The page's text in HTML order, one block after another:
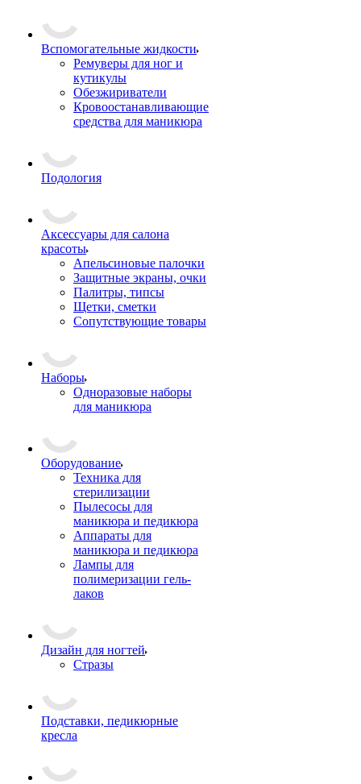
Вспомогательные жидкости
Ремуверы для ног и
кутикулы
Обезжириватели
Кровоостанавливающие
средства для маникюра
Подология
Аксессуары для салона
красоты
Апельсиновые палочки
Защитные экраны, очки
Палитры, типсы
Щетки, сметки
Сопутствующие товары
Наборы
Одноразовые наборы
для маникюра
Оборудование
Техника для
стерилизации
Пылесосы для
маникюра и педикюра
Аппараты для
маникюра и педикюра
Лампы для
полимеризации гель-
лаков
Дизайн для ногтей
Стразы
Подставки, педикюрные
кресла